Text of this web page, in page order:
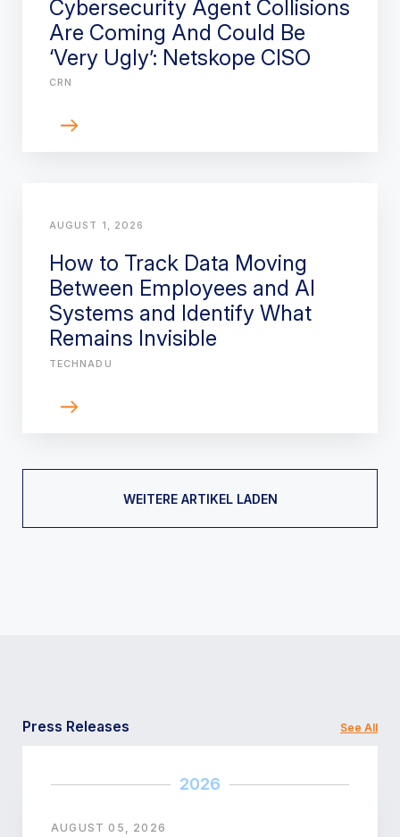
Cybersecurity Agent Collisions
Are Coming And Could Be
‘Very Ugly’: Netskope CISO
CRN
AUGUST 1, 2026
How to Track Data Moving
Between Employees and AI
Systems and Identify What
Remains Invisible
TECHNADU
WEITERE ARTIKEL LADEN
Press Releases See All
2026
AUGUST 05, 2026